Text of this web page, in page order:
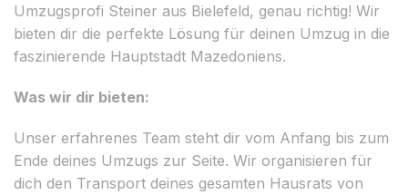
Umzugsprofi Steiner aus Bielefeld, genau richtig! Wir
bieten dir die perfekte Lösung für deinen Umzug in die
faszinierende Hauptstadt Mazedoniens.
Was wir dir bieten:
Unser erfahrenes Team steht dir vom Anfang bis zum
Ende deines Umzugs zur Seite. Wir organisieren für
dich den Transport deines gesamten Hausrats von